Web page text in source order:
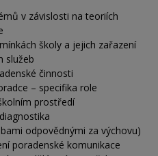
v závislosti na teoriích
školy a jejich zařazení
služeb
činnosti
– specifika role
prostředí
odpovědnými za výchovu)
poradenské komunikace